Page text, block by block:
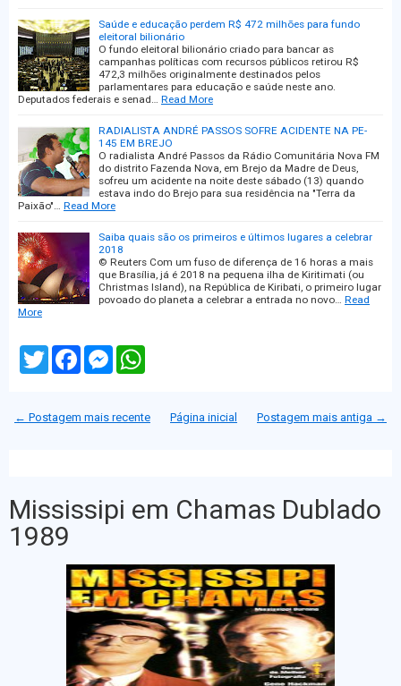
Saúde e educação perdem R$ 472 milhões para fundo
eleitoral bilionário
O fundo eleitoral bilionário criado para bancar as
campanhas políticas com recursos públicos retirou R$
472,3 milhões originalmente destinados pelos
parlamentares para educação e saúde neste ano.
Deputados federais e senad… Read More
RADIALISTA ANDRÉ PASSOS SOFRE ACIDENTE NA PE-
145 EM BREJO
O radialista André Passos da Rádio Comunitária Nova FM
do distrito Fazenda Nova, em Brejo da Madre de Deus,
sofreu um acidente na noite deste sábado (13) quando
estava indo do Brejo para sua residência na "Terra da
Paixão"… Read More
Saiba quais são os primeiros e últimos lugares a celebrar
2018
© Reuters Com um fuso de diferença de 16 horas a mais
que Brasília, já é 2018 na pequena ilha de Kiritimati (ou
Christmas Island), na República de Kiribati, o primeiro lugar
povoado do planeta a celebrar a entrada no novo… Read
More
T
w
e
F
o
M
n
A
← Postagem mais recente Postagem mais antiga →
Página inicial
Mississipi em Chamas Dublado
1989